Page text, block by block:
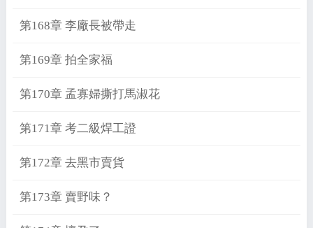
第168章 李廠長被帶走
第169章 拍全家福
第170章 孟寡婦撕打馬淑花
第171章 考二級焊工證
第172章 去黑市賣貨
第173章 賣野味？